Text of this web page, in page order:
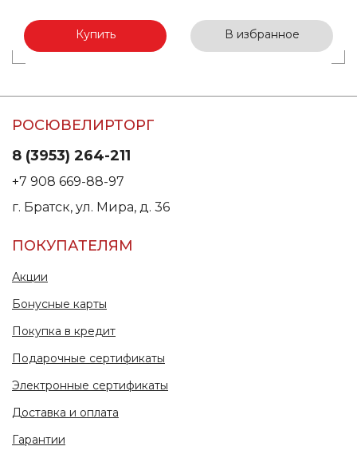
Купить В избранное
РОСЮВЕЛИРТОРГ
8 (3953) 264-211
+7 908 669-88-97
г. Братск, ул. Мира, д. 36
ПОКУПАТЕЛЯМ
Акции
Бонусные карты
Покупка в кредит
Подарочные сертификаты
Электронные сертификаты
Доставка и оплата
Гарантии